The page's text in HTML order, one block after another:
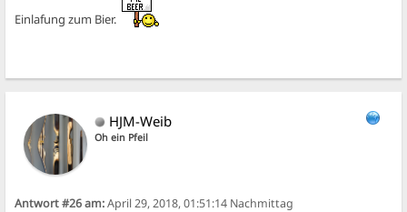
Einlafung zum Bier.
HJM-Weib
Oh ein Pfeil
Antwort #26 am:April 29, 2018, 01:51:14 Nachmittag